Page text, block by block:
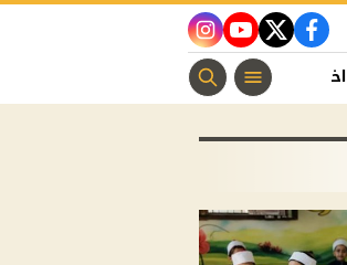
facebook
twitter
youtube
instagram
اخبار الفن منوعات مسيحية